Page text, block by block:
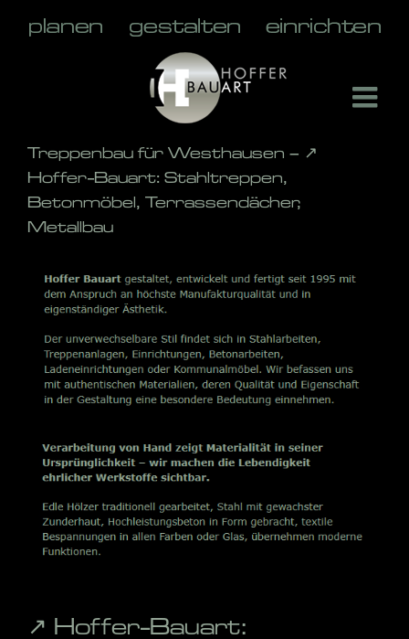
Treppenbau für Westhausen – ↗️
Hoffer-Bauart: Stahltreppen,
Betonmöbel, Terrassendächer,
Metallbau
↗️ Hoffer-Bauart: